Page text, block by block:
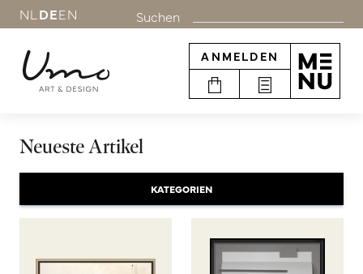
NL DEEN Suchen
ANMELDEN
Neueste Artikel
KATEGORIEN